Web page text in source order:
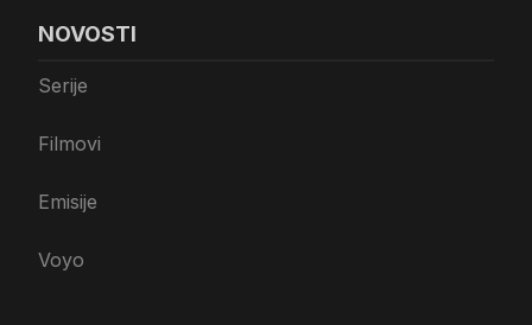
NOVOSTI
Serije
Filmovi
Emisije
Voyo